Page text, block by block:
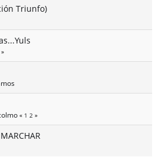
Triunfo)
»
« 1 2 »